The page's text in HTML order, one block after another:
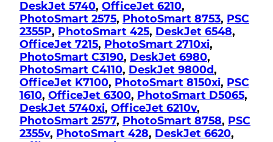
DeskJet 5740, OfficeJet 6210,
PhotoSmart 2575, PhotoSmart 8753, PSC
2355P, PhotoSmart 425, DeskJet 6548,
OfficeJet 7215, PhotoSmart 2710xi,
PhotoSmart C3190, DeskJet 6980,
PhotoSmart C4110, DeskJet 9800d,
OfficeJet K7100, PhotoSmart 8150xi, PSC
1610, OfficeJet 6300, PhotoSmart D5065,
DeskJet 5740xi, OfficeJet 6210v,
PhotoSmart 2577, PhotoSmart 8758, PSC
2355v, PhotoSmart 428, DeskJet 6620,